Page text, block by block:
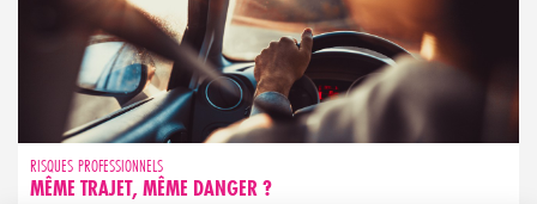
RISQUES PROFESSIONNELS
MÊME TRAJET, MÊME DANGER ?